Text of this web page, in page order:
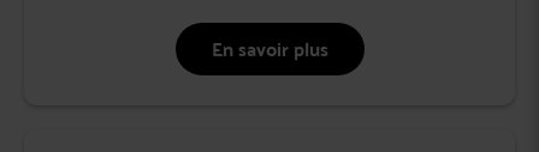
En savoir plus